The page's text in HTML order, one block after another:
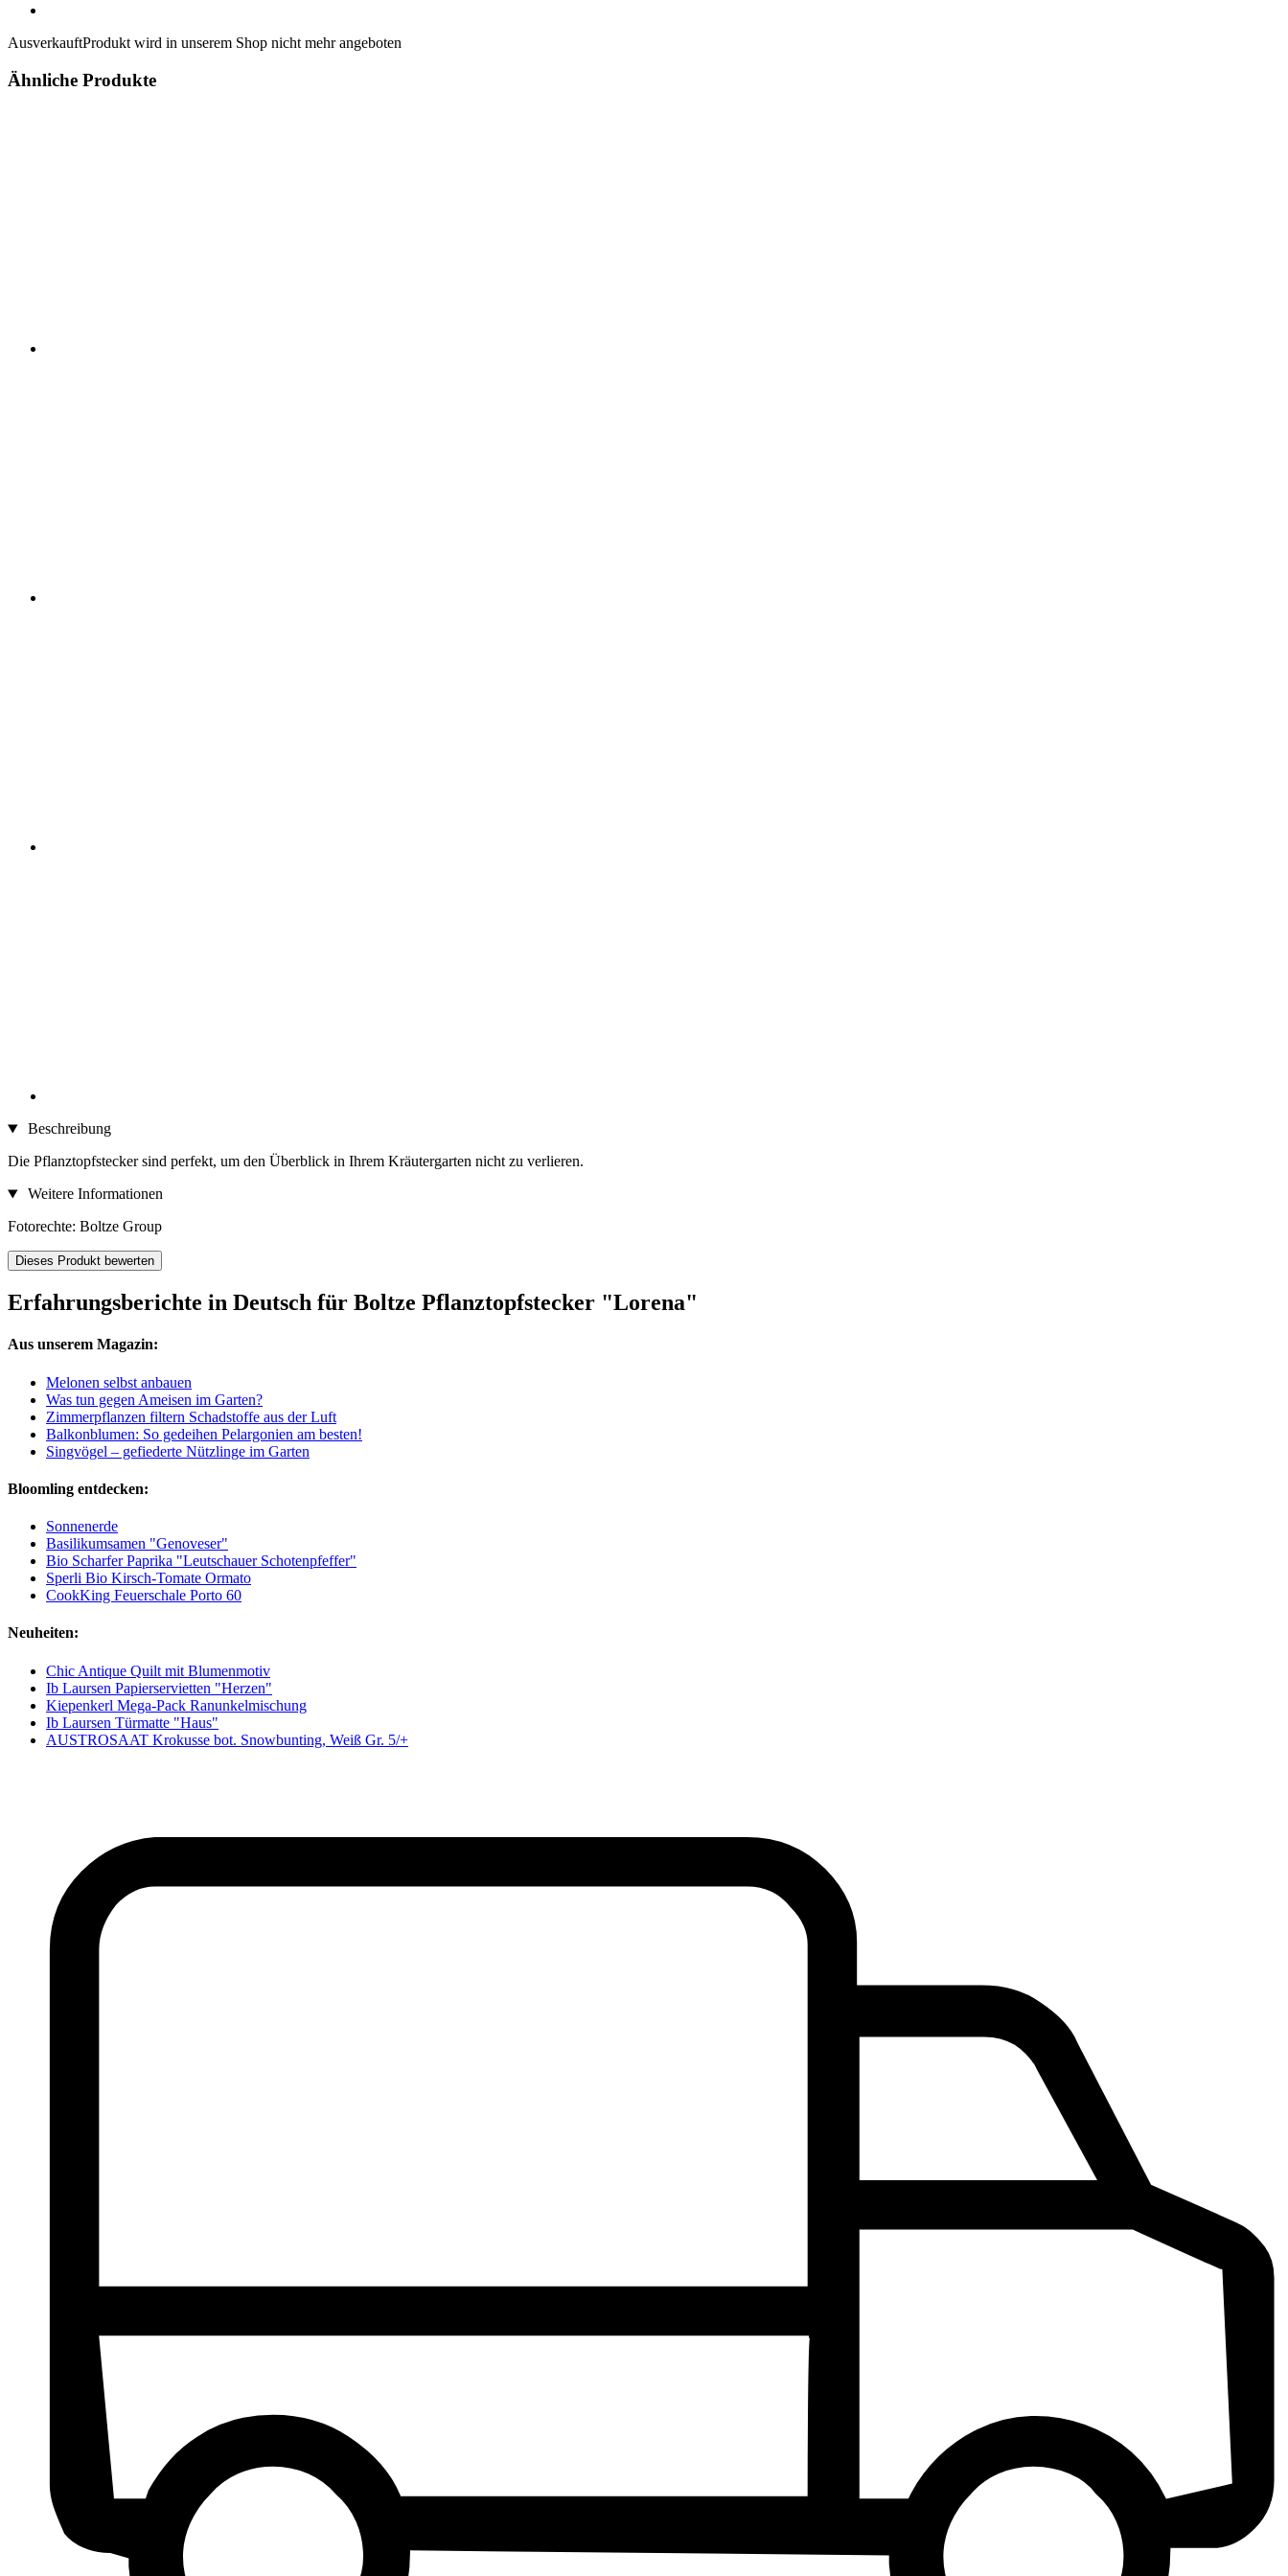
AusverkauftProdukt wird in unserem Shop nicht mehr angeboten
Ähnliche Produkte
Beschreibung
Die Pflanztopfstecker sind perfekt, um den Überblick in Ihrem Kräutergarten nicht zu verlieren.
Weitere Informationen
Fotorechte: Boltze Group
Dieses Produkt bewerten
Erfahrungsberichte in Deutsch für Boltze Pflanztopfstecker "Lorena"
Aus unserem Magazin:
Melonen selbst anbauen
Was tun gegen Ameisen im Garten?
Zimmerpflanzen filtern Schadstoffe aus der Luft
Balkonblumen: So gedeihen Pelargonien am besten!
Singvögel – gefiederte Nützlinge im Garten
Bloomling entdecken:
Sonnenerde
Basilikumsamen "Genoveser"
Bio Scharfer Paprika "Leutschauer Schotenpfeffer"
Sperli Bio Kirsch-Tomate Ormato
CookKing Feuerschale Porto 60
Neuheiten:
Chic Antique Quilt mit Blumenmotiv
Ib Laursen Papierservietten "Herzen"
Kiepenkerl Mega-Pack Ranunkelmischung
Ib Laursen Türmatte "Haus"
AUSTROSAAT Krokusse bot. Snowbunting, Weiß Gr. 5/+